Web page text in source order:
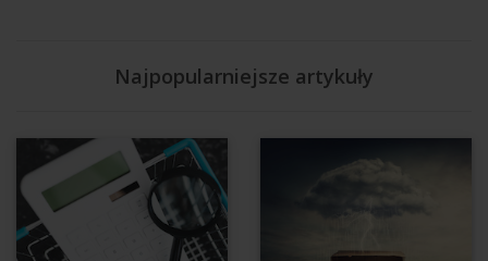
Najpopularniejsze artykuły